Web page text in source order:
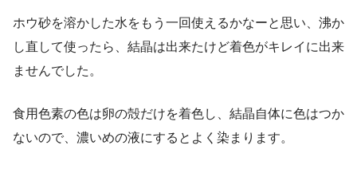
ホウ砂を溶かした水をもう一回使えるかなーと思い、沸か
し直して使ったら、結晶は出来たけど着色がキレイに出来
ませんでした。
食用色素の色は卵の殻だけを着色し、結晶自体に色はつか
ないので、濃いめの液にするとよく染まります。